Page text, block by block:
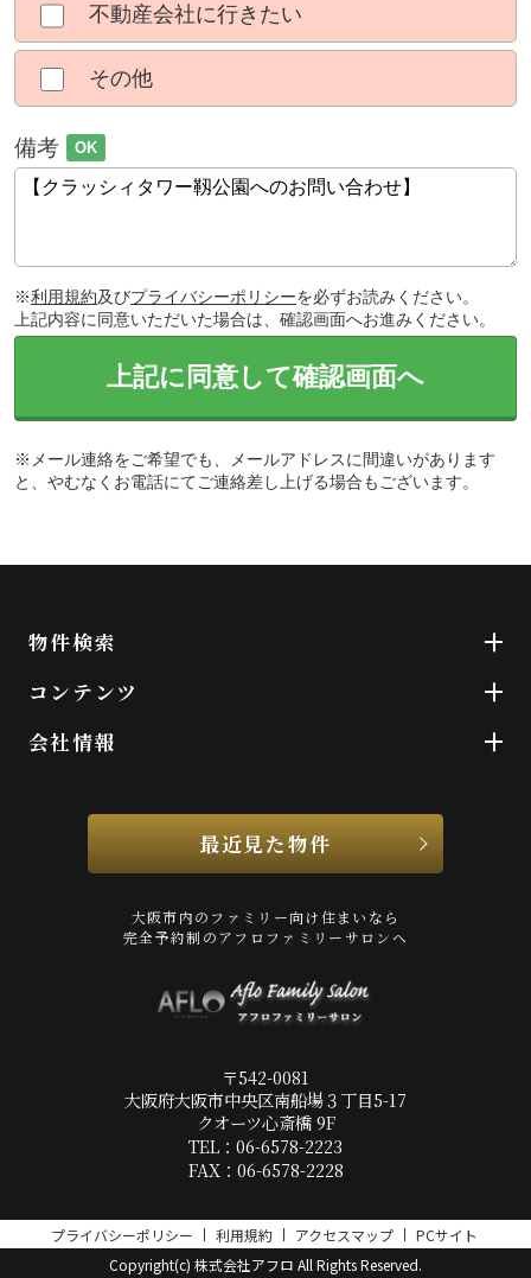
不動産会社に行きたい
その他
備考 OK
※利用規約及びプライバシーポリシーを必ずお読みください。
上記内容に同意いただいた場合は、確認画面へお進みください。
上記に同意して確認画面へ
※メール連絡をご希望でも、メールアドレスに間違いがあります
と、やむなくお電話にてご連絡差し上げる場合もございます。
物件検索
コンテンツ
会社情報
最近見た物件
大阪市内のファミリー向け住まいなら
完全予約制のアフロファミリーサロンへ
〒542-0081
大阪府大阪市中央区南船場３丁目5-17
クオーツ心斎橋 9F
TEL：06-6578-2223
FAX：06-6578-2228
プライバシーポリシー 利用規約 アクセスマップ
PCサイト
Copyright(c) 株式会社アフロ All Rights Reserved.